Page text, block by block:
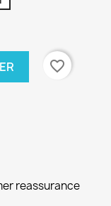
favorite_border
reassurance